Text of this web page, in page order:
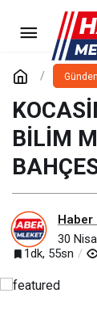
BİLİM
Haber
30
1dk, 55sn